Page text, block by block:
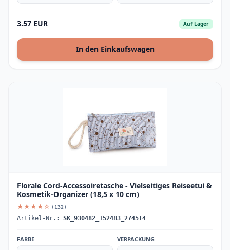
3.57 EUR Auf Lager
In den Einkaufswagen
Florale Cord-Accessoiretasche - Vielseitiges Reiseetui &
Kosmetik-Organizer (18,5 x 10 cm)
★★★★☆ (132)
Artikel-Nr.: SK_930482_152483_274514
FARBE VERPACKUNG